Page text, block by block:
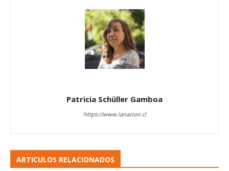
Patricia Schüller Gamboa
https://www.lanacion.cl
ARTICULOS RELACIONADOS